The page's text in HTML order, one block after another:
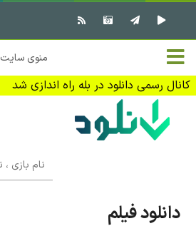
خانه
تماس با ما
تبلیغات
منوی سایت
کانال رسمی دانلود در بله راه اندازی شد
✖ بستن منو
نرم افزار کامپیوتر
بازی کامپیوتر
کتاب
بازی
،
دانلود فیلم